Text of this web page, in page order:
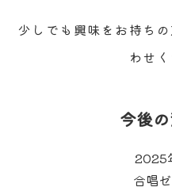
少しでも興味をお持ち
わせ
今後
2025
合唱